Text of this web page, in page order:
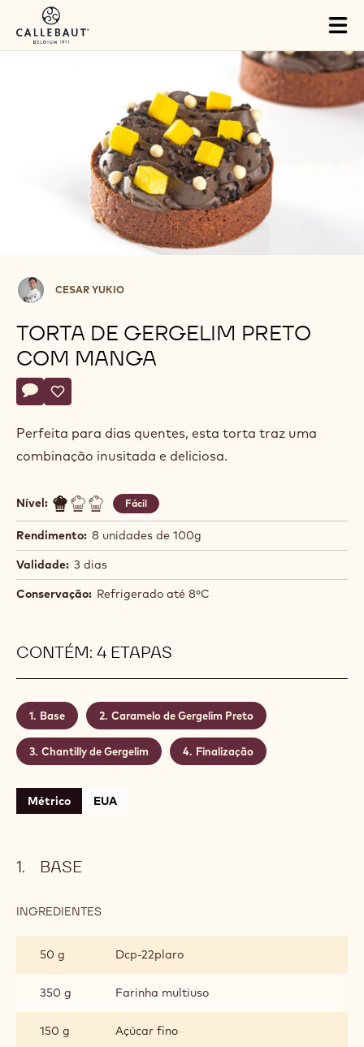
Skip to main content
Cesar
Yukio
CESAR YUKIO
TORTA DE GERGELIM PRETO
COM MANGA
Actions
Deixe um comentário
- Torta de Gergelim Preto com Manga
Salvar
- Torta de Gergelim Preto com Manga
Perfeita para dias quentes, esta torta traz uma
combinação inusitada e deliciosa.
Nível: Fácil
Rendimento: 8 unidades de 100g
Validade: 3 dias
Conservação: Refrigerado até 8ºC
CONTÉM: 4 ETAPAS
Base Caramelo de Gergelim Preto
Chantilly de Gergelim Finalização
Métrico EUA
BASE
INGREDIENTES
50 g
Dcp-22plaro
350 g Farinha multiuso
150 g Açúcar fino